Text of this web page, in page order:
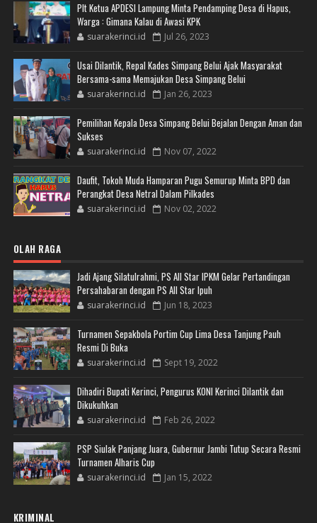
Plt Ketua APDESI Lampung Minta Pendamping Desa di Hapus,
Warga : Gimana Kalau di Awasi KPK
suarakerinci.id Jul 26, 2023
Usai Dilantik, Repal Kades Simpang Belui Ajak Masyarakat
Bersama-sama Memajukan Desa Simpang Belui
suarakerinci.id Jan 26, 2023
Pemilihan Kepala Desa Simpang Belui Bejalan Dengan Aman dan
Sukses
suarakerinci.id Nov 07, 2022
Daufit, Tokoh Muda Hamparan Pugu Semurup Minta BPD dan
Perangkat Desa Netral Dalam Pilkades
suarakerinci.id Nov 02, 2022
OLAH RAGA
Jadi Ajang Silatulrahmi, PS All Star IPKM Gelar Pertandingan
Persahabaran dengan PS All Star Ipuh
suarakerinci.id Jun 18, 2023
Turnamen Sepakbola Portim Cup Lima Desa Tanjung Pauh
Resmi Di Buka
suarakerinci.id Sept 19, 2022
Dihadiri Bupati Kerinci, Pengurus KONI Kerinci Dilantik dan
Dikukuhkan
suarakerinci.id Feb 26, 2022
PSP Siulak Panjang Juara, Gubernur Jambi Tutup Secara Resmi
Turnamen Alharis Cup
suarakerinci.id Jan 15, 2022
KRIMINAL